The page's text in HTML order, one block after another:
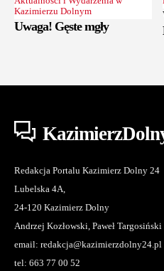
Kazimierzu Dolnym
Uwaga! Gęste mgły
Redakcja Portalu Kazimierz Dolny 24
Lubelska 4A,
24-120 Kazimierz Dolny
Andrzej Kozłowski, Paweł Targosiński
email: redakcja@kazimierzdolny24.pl
tel: 663 77 00 52